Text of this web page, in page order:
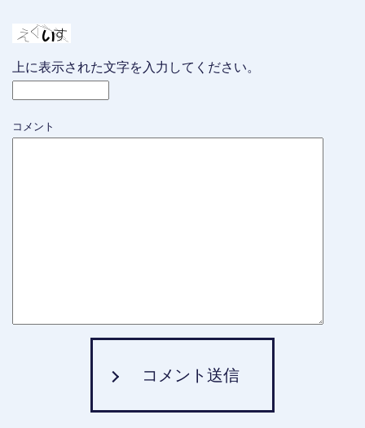
上に表示された文字を入力してください。
コメント
コメント送信